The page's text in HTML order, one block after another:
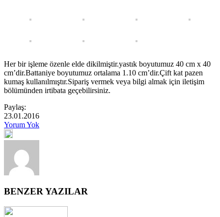
Her bir işleme özenle elde dikilmiştir.yastık boyutumuz 40 cm x 40
cm’dir.Battaniye boyutumuz ortalama 1.10 cm’dir.Çift kat pazen
kumaş kullanılmıştır.Sipariş vermek veya bilgi almak için iletişim
bölümünden irtibata geçebilirsiniz.
Paylaş:
23.01.2016
Yorum Yok
BENZER YAZILAR